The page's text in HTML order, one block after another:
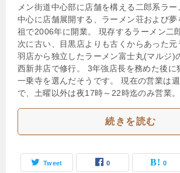
メン街道中心部に店舗を構える二郎系ラ
中心に店舗展開する、ラーメン荘および
祖で2006年に開業。 現存するラーメン二
次に古い、目黒店よりも古くからあった
羽店から独立したラーメン富士丸(マルジ)
西新井店で修行。 3年強店長を務めた後に
一乗寺を選んだそうです。 現在の営業は
で、土曜以外は夜17時～22時迄のみ営業。
続きを読む
Tweet 0 0